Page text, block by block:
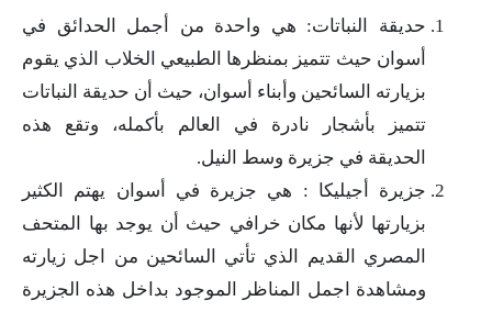
حديقة النباتات: هي واحدة من أجمل الحدائق في
أسوان حيث تتميز بمنظرها الطبيعي الخلاب الذي يقوم
بزيارته السائحين وأبناء أسوان، حيث أن حديقة النباتات
تتميز بأشجار نادرة في العالم بأكمله، وتقع هذه
الحديقة في جزيرة وسط النيل.
جزيرة أجيليكا : هي جزيرة في أسوان يهتم الكثير
بزيارتها لأنها مكان خرافي حيث أن يوجد بها المتحف
المصري القديم الذي تأتي السائحين من اجل زيارته
ومشاهدة اجمل المناظر الموجود بداخل هذه الجزيرة